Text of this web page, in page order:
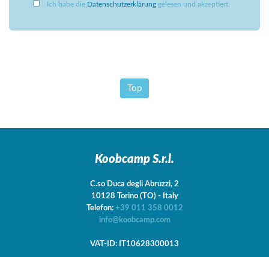
Ich habe die Datenschutzerklärung gelesen und akzeptiert.
Top
Koobcamp S.r.l.
C.so Duca degli Abruzzi, 2
10128 Torino (TO) - Italy
Telefon: +39 011 358 0012
info@koobcamp.com
VAT-ID: IT10628300013